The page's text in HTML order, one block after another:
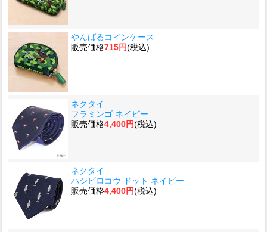
やんばるコインケース
販売価格715円(税込)
ネクタイ
フラミンゴ ネイビー
販売価格4,400円(税込)
ネクタイ
ハシビロコウ ドット ネイビー
販売価格4,400円(税込)